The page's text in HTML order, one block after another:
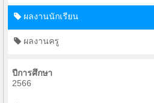
ผลงานนักเรียน
ผลงานครู
ปีการศึกษา
2566